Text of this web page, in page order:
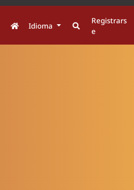
Idioma
Registrars
e